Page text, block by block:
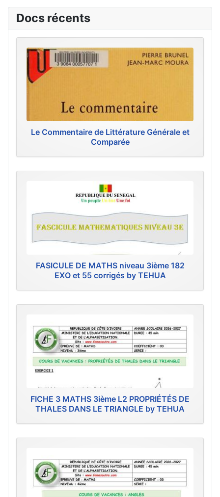
Docs récents
Le Commentaire de Littérature Générale et
Comparée
FASICULE DE MATHS niveau 3ième 182
EXO et 55 corrigés by TEHUA
FICHE 3 MATHS 3ième L2 PROPRIÉTÉS DE
THALES DANS LE TRIANGLE by TEHUA